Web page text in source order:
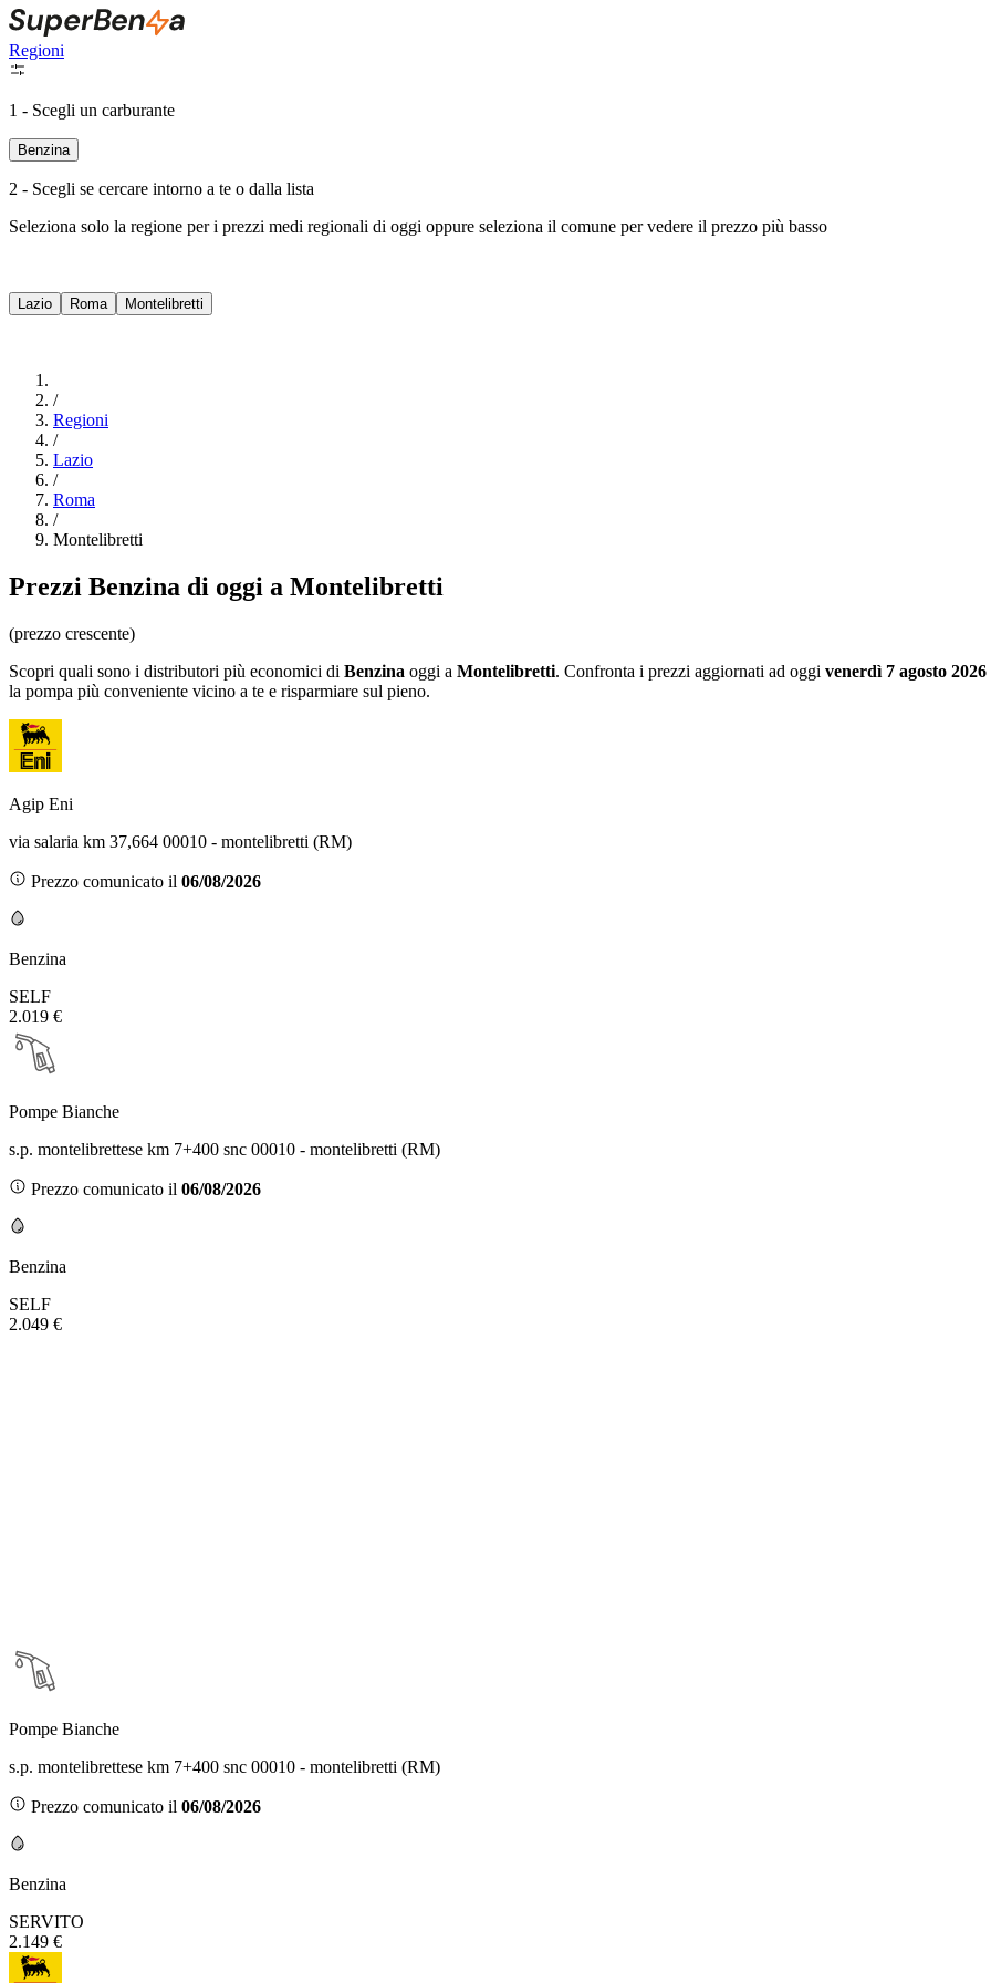
Regioni
1 - Scegli un carburante
Benzina
2 - Scegli se cercare intorno a te o dalla lista
Seleziona solo la regione per i prezzi medi regionali di oggi oppure seleziona il comune per vedere il prezzo più basso
Lazio Roma Montelibretti
/
Regioni
/
Lazio
/
Roma
/
Montelibretti
Prezzi Benzina di oggi a Montelibretti
(prezzo crescente)
Scopri quali sono i distributori più economici di Benzina oggi a Montelibretti. Confronta i prezzi aggiornati ad oggi venerdì 7 agosto 2026
la pompa più conveniente vicino a te e risparmiare sul pieno.
Agip Eni
via salaria km 37,664 00010 - montelibretti (RM)
Prezzo comunicato il 06/08/2026
Benzina
SELF
2.019 €
Pompe Bianche
s.p. montelibrettese km 7+400 snc 00010 - montelibretti (RM)
Prezzo comunicato il 06/08/2026
Benzina
SELF
2.049 €
Pompe Bianche
s.p. montelibrettese km 7+400 snc 00010 - montelibretti (RM)
Prezzo comunicato il 06/08/2026
Benzina
SERVITO
2.149 €